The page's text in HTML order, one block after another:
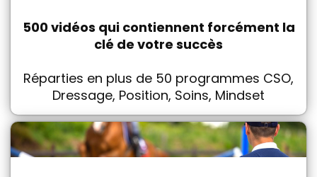
500 vidéos qui contiennent forcément la
clé de votre succès
Réparties en plus de 50 programmes CSO,
Dressage, Position, Soins, Mindset